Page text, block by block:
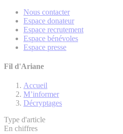
Nous contacter
Espace donateur
Espace recrutement
Espace bénévoles
Espace presse
Fil d'Ariane
Accueil
M’informer
Décryptages
Type d'article
En chiffres